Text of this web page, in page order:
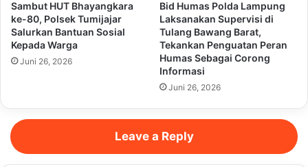
Sambut HUT Bhayangkara
ke-80, Polsek Tumijajar
Salurkan Bantuan Sosial
Kepada Warga
Juni 26, 2026
Bid Humas Polda Lampung
Laksanakan Supervisi di
Tulang Bawang Barat,
Tekankan Penguatan Peran
Humas Sebagai Corong
Informasi
Juni 26, 2026
Leave a Reply